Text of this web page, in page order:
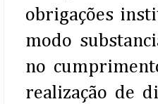
obrigações
modo
no
realização de